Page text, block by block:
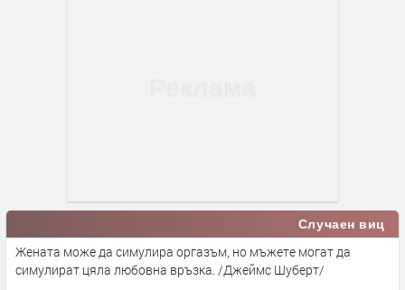
Случаен виц
Жената може да симулира оргазъм, но мъжете могат да
симулират цяла любовна връзка. /Джеймс Шуберт/